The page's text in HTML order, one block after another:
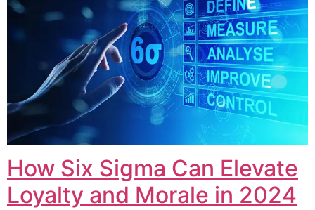
How Six Sigma Can Elevate
Loyalty and Morale in 2024